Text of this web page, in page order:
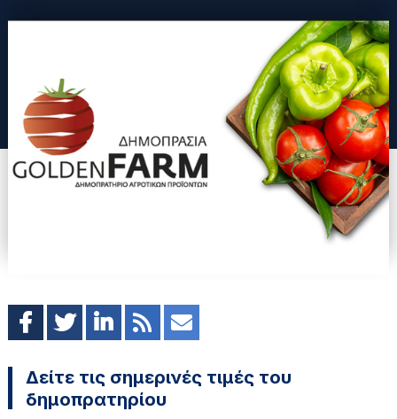
Δείτε τις σημερινές τιμές του
δημοπρατηρίου